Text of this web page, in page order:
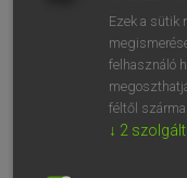
Ezek a sütik
felhasználó
féltől
↓ 2